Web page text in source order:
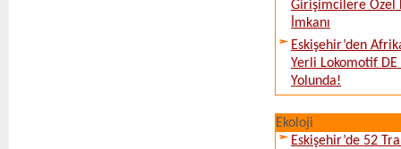
Girişimcilere Özel
İmkanı
Eskişehir’den
Yerli Lokomotif DE
Yolunda!
Ekoloji
Eskişehir’de 52